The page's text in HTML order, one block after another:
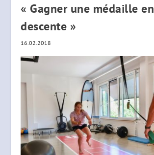
« Gagner une médaille en
descente »
16.02.2018